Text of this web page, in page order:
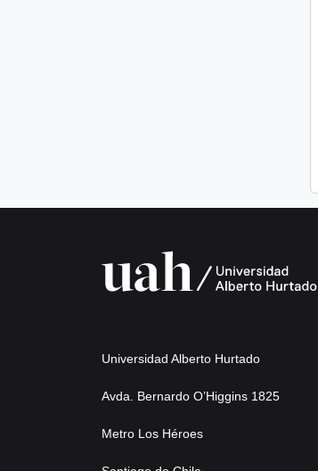
Universidad Alberto Hurtado
Avda. Bernardo O’Higgins 1825
Metro Los Héroes